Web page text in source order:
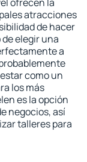
atracciones
de hacer
elegir una
a
como un
los más
es la opción
negocios, así
talleres para